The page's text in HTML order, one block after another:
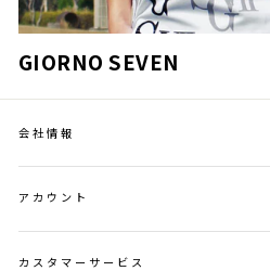
GIORNO SEVEN
会社情報
アカウント
カスタマーサービス